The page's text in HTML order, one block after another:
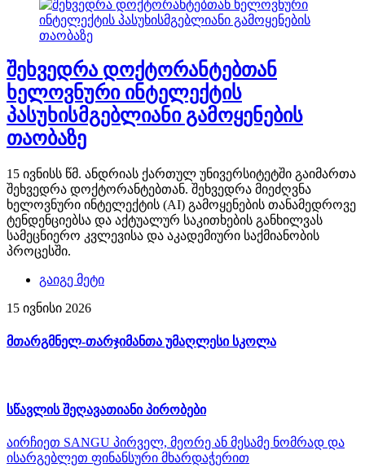
შეხვედრა დოქტორანტებთან
ხელოვნური ინტელექტის
პასუხისმგებლიანი გამოყენების
თაობაზე
15 ივნისს წმ. ანდრიას ქართულ უნივერსიტეტში გაიმართა
შეხვედრა დოქტორანტებთან. შეხვედრა მიეძღვნა
ხელოვნური ინტელექტის (AI) გამოყენების თანამედროვე
ტენდენციებსა და აქტუალურ საკითხების განხილვას
სამეცნიერო კვლევისა და აკადემიური საქმიანობის
პროცესში.
გაიგე მეტი
15 ივნისი 2026
მთარგმნელ-თარჯიმანთა უმაღლესი სკოლა
სწავლის შეღავათიანი პირობები
აირჩიეთ SANGU პირველ, მეორე ან მესამე ნომრად და
ისარგებლეთ ფინანსური მხარდაჭერით